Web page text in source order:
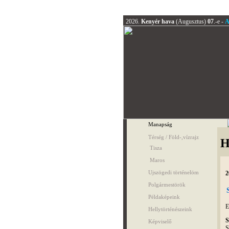
2026. Kenyér hava (Augusztus) 07.-e -
Manapság
Térség / Föld-,vízrajz
Tisza
Maros
Ujszögedi történelöm
Polgármestörök
Példaképeink
Hellytörténészeink
Képviselő